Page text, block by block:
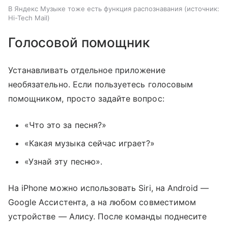
В Яндекс Музыке тоже есть функция распознавания
источник:
Hi-Tech Mail
Голосовой помощник
Устанавливать отдельное приложение
необязательно. Если пользуетесь голосовым
помощником, просто задайте вопрос:
«Что это за песня?»
«Какая музыка сейчас играет?»
«Узнай эту песню».
На iPhone можно использовать Siri, на Android —
Google Ассистента, а на любом совместимом
устройстве — Алису. После команды поднесите